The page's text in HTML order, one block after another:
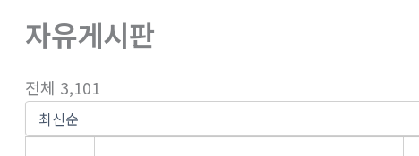
자유게시판
전체 3,101